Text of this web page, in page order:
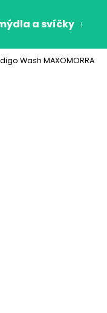
a svíčky
Wash MAXOMORRA